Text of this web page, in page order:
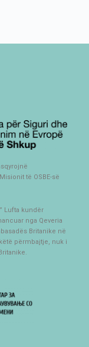
të OSBE-së
Lufta kundër
nga Qeveria
Britanike në
përmbajtje, nuk i